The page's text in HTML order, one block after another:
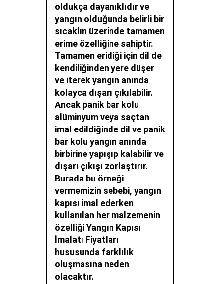
oldukça dayanıklıdır ve
yangın olduğunda belirli bir
sıcaklın üzerinde tamamen
erime özelliğine sahiptir.
Tamamen eridiği için dil de
kendiliğinden yere düşer
ve iterek yangın anında
kolayca dışarı çıkılabilir.
Ancak panik bar kolu
alüminyum veya saçtan
imal edildiğinde dil ve panik
bar kolu yangın anında
birbirine yapışıp kalabilir ve
dışarı çıkışı zorlaştırır.
Burada bu örneği
vermemizin sebebi, yangın
kapısı imal ederken
kullanılan her malzemenin
özelliğiYangın Kapısı
İmalatı Fiyatları
hususunda farklılık
oluşmasına neden
olacaktır.